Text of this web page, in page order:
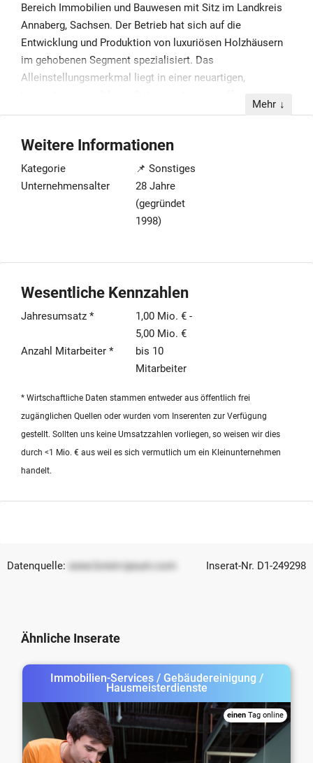
Bereich Immobilien und Bauwesen mit Sitz im Landkreis
Annaberg, Sachsen. Der Betrieb hat sich auf die
Entwicklung und Produktion von luxuriösen Holzhäusern
im gehobenen Segment spezialisiert. Das
Alleinstellungsmerkmal liegt in einer neuartigen,
Holzbauweise, die ein exklusives Wohngefühl vermittelt
Betonbauten abhebt. Das Unternehmen bedient eine
Marktnische für anspruchsvolle Kunden, die Wert auf
Nachhaltigkeit und einen besonderen Lebensstil legen.
Sämtliche Planungsunterlagen für aktuelle Projekte liegen
vollständig vor. Ein besonderes Potenzial bietet der
Vertriebspartnerschaften bestehen und der Bau eines
stabilen Umsatz zwischen einer und fünf Millionen Euro
sowie einem eingespielten Team von bis zu zehn
Mitarbeitern bietet dieses Investment eine hervorragende
Grundlage für strategische Investoren oder Nachfolger, die
in den wachsenden Markt für ökologisches Luxuswohnen
Mehr
Weitere Informationen
Kategorie
📌 Sonstiges
Unternehmensalter
28 Jahre
(gegründet
1998)
Wesentliche Kennzahlen
Jahresumsatz *
1,00 Mio. € -
5,00 Mio. €
Anzahl Mitarbeiter *
bis 10
Mitarbeiter
* Wirtschaftliche Daten stammen entweder aus öffentlich frei
zugänglichen Quellen oder wurden vom Inserenten zur Verfügung
gestellt. Sollten uns keine Umsatzzahlen vorliegen, so weisen wir dies
durch <1 Mio. € aus weil es sich vermutlich um ein Kleinunternehmen
handelt.
Datenquelle: www.lorem-ipsum.com Inserat-Nr. D1-249298
Ähnliche Inserate
Immobilien-Services / Gebäudereinigung /
Hausmeisterdienste
einen Tag online